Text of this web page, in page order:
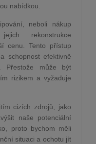
nabídkou.
neboli nákup
rekonstrukce
cenu. Tento přístup
schopnost efektivně
Přestože může být
rizikem a vyžaduje
cizích zdrojů, jako
naše potenciální
proto bychom měli
situaci a ochotu jít